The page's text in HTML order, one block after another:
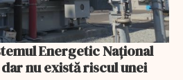
Energetic Național
nu există riscul unei